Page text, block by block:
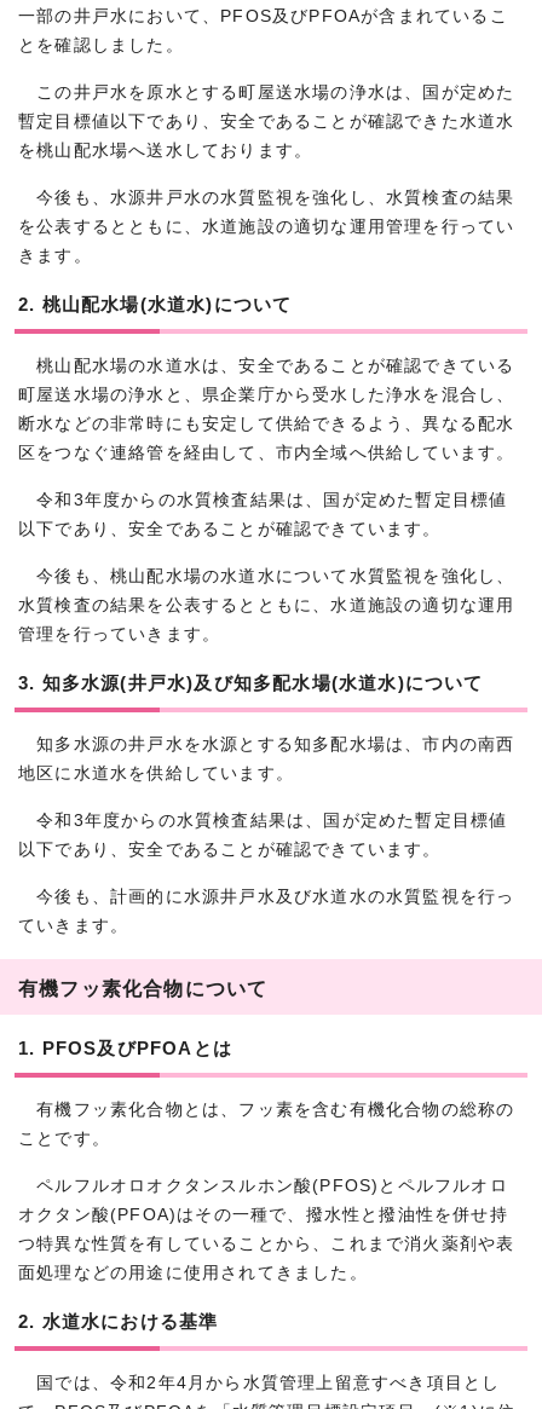
一部の井戸水において、PFOS及びPFOAが含まれているこ
とを確認しました。
この井戸水を原水とする町屋送水場の浄水は、国が定めた
暫定目標値以下であり、安全であることが確認できた水道水
を桃山配水場へ送水しております。
今後も、水源井戸水の水質監視を強化し、水質検査の結果
を公表するとともに、水道施設の適切な運用管理を行ってい
きます。
2. 桃山配水場(水道水)について
桃山配水場の水道水は、安全であることが確認できている
町屋送水場の浄水と、県企業庁から受水した浄水を混合し、
断水などの非常時にも安定して供給できるよう、異なる配水
区をつなぐ連絡管を経由して、市内全域へ供給しています。
令和3年度からの水質検査結果は、国が定めた暫定目標値
以下であり、安全であることが確認できています。
今後も、桃山配水場の水道水について水質監視を強化し、
水質検査の結果を公表するとともに、水道施設の適切な運用
管理を行っていきます。
3. 知多水源(井戸水)及び知多配水場(水道水)について
知多水源の井戸水を水源とする知多配水場は、市内の南西
地区に水道水を供給しています。
令和3年度からの水質検査結果は、国が定めた暫定目標値
以下であり、安全であることが確認できています。
今後も、計画的に水源井戸水及び水道水の水質監視を行っ
ていきます。
有機フッ素化合物について
1. PFOS及びPFOAとは
有機フッ素化合物とは、フッ素を含む有機化合物の総称の
ことです。
ペルフルオロオクタンスルホン酸(PFOS)とペルフルオロ
オクタン酸(PFOA)はその一種で、撥水性と撥油性を併せ持
つ特異な性質を有していることから、これまで消火薬剤や表
面処理などの用途に使用されてきました。
2. 水道水における基準
国では、令和2年4月から水質管理上留意すべき項目とし